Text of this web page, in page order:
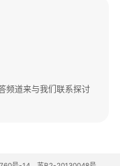
频道来与我们联系探讨